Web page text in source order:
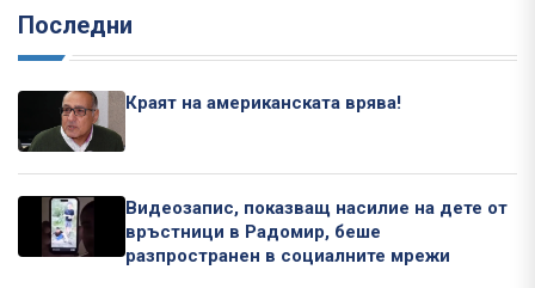
Последни
Краят на американската врява!
Видеозапис, показващ насилие на дете от
връстници в Радомир, беше
разпространен в социалните мрежи